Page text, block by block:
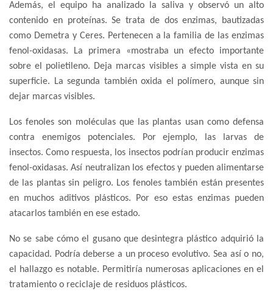
Además, el equipo ha analizado la saliva y observó un alto
contenido en proteínas. Se trata de dos enzimas, bautizadas
como Demetra y Ceres. Pertenecen a la familia de las enzimas
fenol-oxidasas. La primera «mostraba un efecto importante
sobre el polietileno. Deja marcas visibles a simple vista en su
superficie. La segunda también oxida el polímero, aunque sin
dejar marcas visibles.
Los fenoles son moléculas que las plantas usan como defensa
contra enemigos potenciales. Por ejemplo, las larvas de
insectos. Como respuesta, los insectos podrían producir enzimas
fenol-oxidasas. Así neutralizan los efectos y pueden alimentarse
de las plantas sin peligro. Los fenoles también están presentes
en muchos aditivos plásticos. Por eso estas enzimas pueden
atacarlos también en ese estado.
No se sabe cómo el gusano que desintegra plástico adquirió la
capacidad. Podría deberse a un proceso evolutivo. Sea así o no,
el hallazgo es notable. Permitiría numerosas aplicaciones en el
tratamiento o reciclaje de residuos plásticos.